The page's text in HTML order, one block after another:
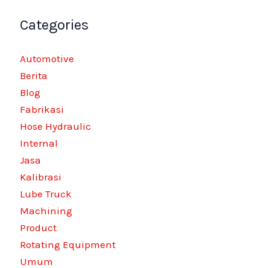
Categories
Automotive
Berita
Blog
Fabrikasi
Hose Hydraulic
Internal
Jasa
Kalibrasi
Lube Truck
Machining
Product
Rotating Equipment
Umum